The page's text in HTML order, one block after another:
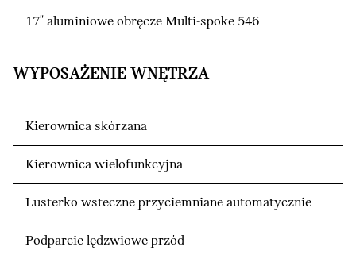
17" aluminiowe obręcze Multi-spoke 546
WYPOSAŻENIE WNĘTRZA
Kierownica skórzana
Kierownica wielofunkcyjna
Lusterko wsteczne przyciemniane automatycznie
Podparcie lędzwiowe przód